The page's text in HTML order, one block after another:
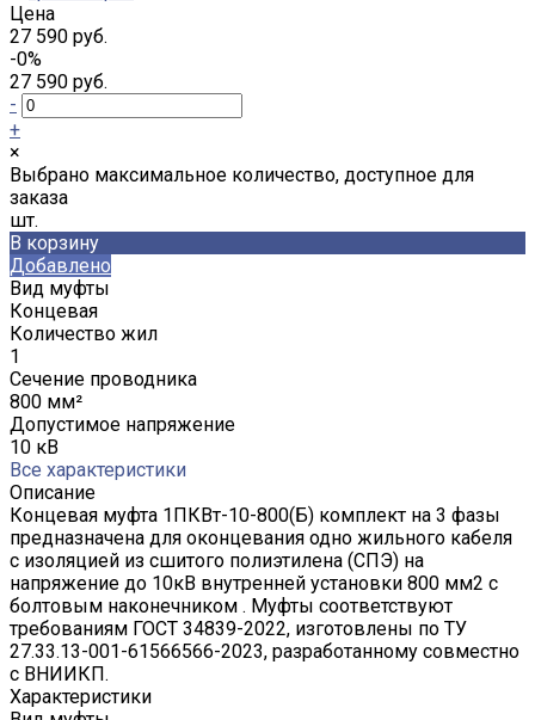
Цена
27 590 руб.
-0%
27 590 руб.
-
+
×
Выбрано максимальное количество, доступное для
заказа
шт.
В корзину
Добавлено
Вид муфты
Концевая
Количество жил
1
Сечение проводника
800 мм²
Допустимое напряжение
10 кВ
Все характеристики
Описание
Концевая муфта 1ПКВт-10-800(Б) комплект на 3 фазы
предназначена для оконцевания одно жильного кабеля
с изоляцией из сшитого полиэтилена (СПЭ) на
напряжение до 10кВ внутренней установки 800 мм2 с
болтовым наконечником . Муфты соответствуют
требованиям ГОСТ 34839-2022, изготовлены по ТУ
27.33.13-001-61566566-2023, разработанному совместно
с ВНИИКП.
Характеристики